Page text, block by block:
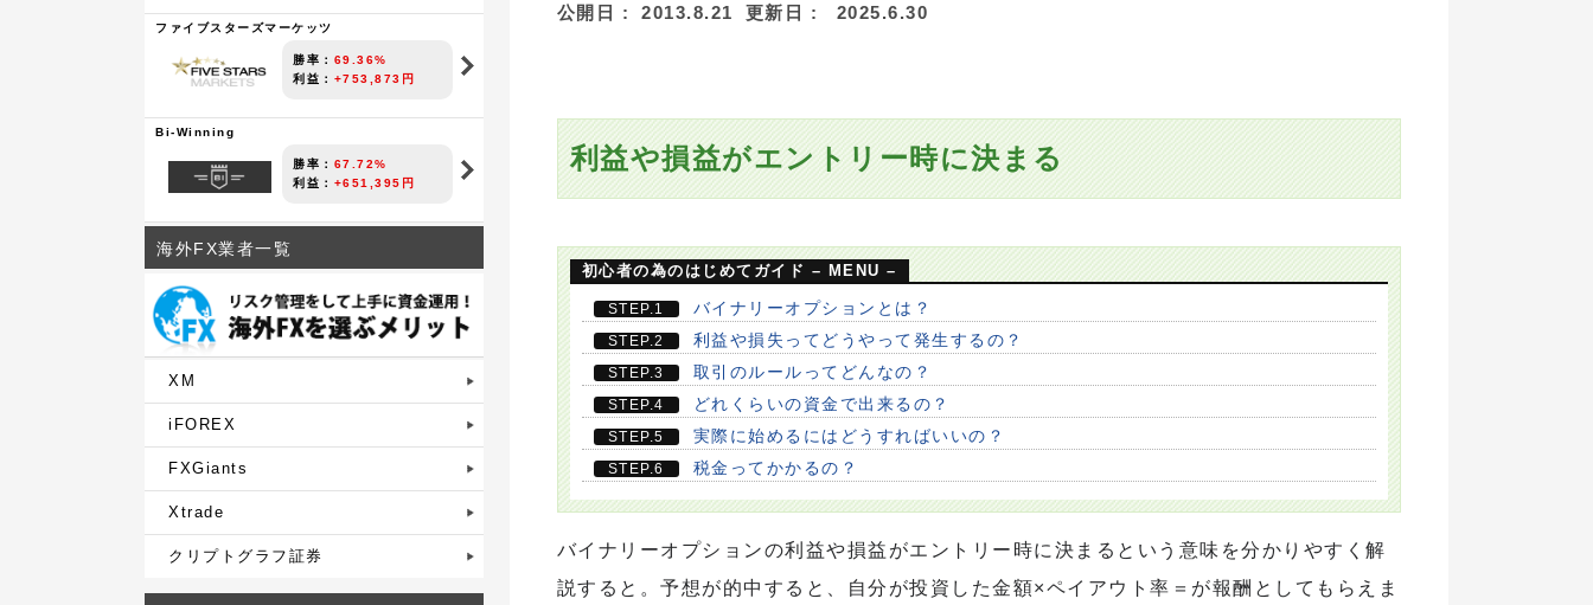
公開日 : 2013.8.21 更新日 : 2025.6.30
利益や損益がエントリー時に決まる
初心者の為のはじめてガイド – MENU –
STEP.1 バイナリーオプションとは？
STEP.2 利益や損失ってどうやって発生するの？
STEP.3 取引のルールってどんなの？
STEP.4 どれくらいの資金で出来るの？
STEP.5 実際に始めるにはどうすればいいの？
STEP.6 税金ってかかるの？
バイナリーオプションの利益や損益がエントリー時に決まるという意味を分かりやすく解
説すると。予想が的中すると、自分が投資した金額×ペイアウト率＝が報酬としてもらえま
ファイブスターズマーケッツ
勝率： 69.36%
利益： +753,873円
Bi-Winning
勝率： 67.72%
利益： +651,395円
海外FX業者一覧
XM
iFOREX
FXGiants
Xtrade
クリプトグラフ証券